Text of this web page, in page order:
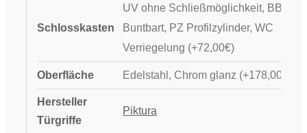
Schlosskasten
UV ohne Schließmöglichkeit, BB
Buntbart, PZ Profilzylinder, WC
Verriegelung (+72,00€)
Oberfläche Edelstahl, Chrom glanz (+178,00€)
Hersteller
Türgriffe
Piktura